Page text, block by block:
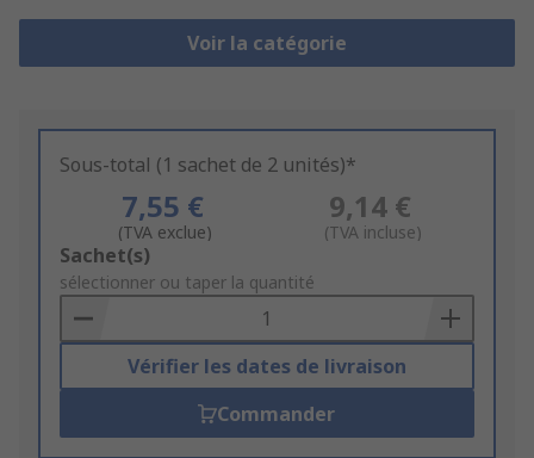
Voir la catégorie
Sous-total (1 sachet de 2 unités)*
7,55 €
(TVA exclue)
9,14 €
(TVA incluse)
Add
to
Basket
Sachet(s)
sélectionner ou taper la quantité
Vérifier les dates de livraison
Commander